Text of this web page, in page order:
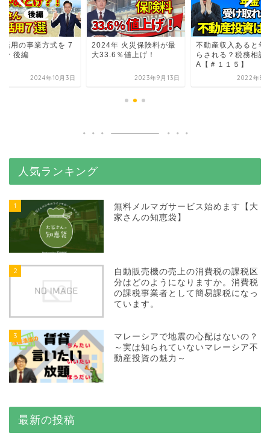
活用の事業方式を 7
介 後編
2024年10月3日
2024年 火災保険料が最
大33.6％値上げ！
2023年9月13日
不動産収入あると年
らされる？税務相談
A【＃１１５】
2022年8
人気ランキング
1
無料メルマガサービス始めます【大
家さんの知恵袋】
2
自動販売機の売上の消費税の課税区
分はどのようになりますか。消費税
の課税事業者として簡易課税になっ
ています。
3
マレーシアで地震の心配はないの？
～実は知られていないマレーシア不
動産投資の魅力～
最新の投稿